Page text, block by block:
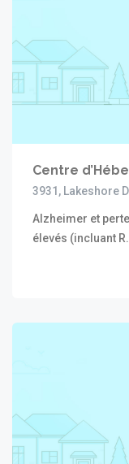
Centre
3931, Lakeshore
Alzheimer et
élevés (incluant